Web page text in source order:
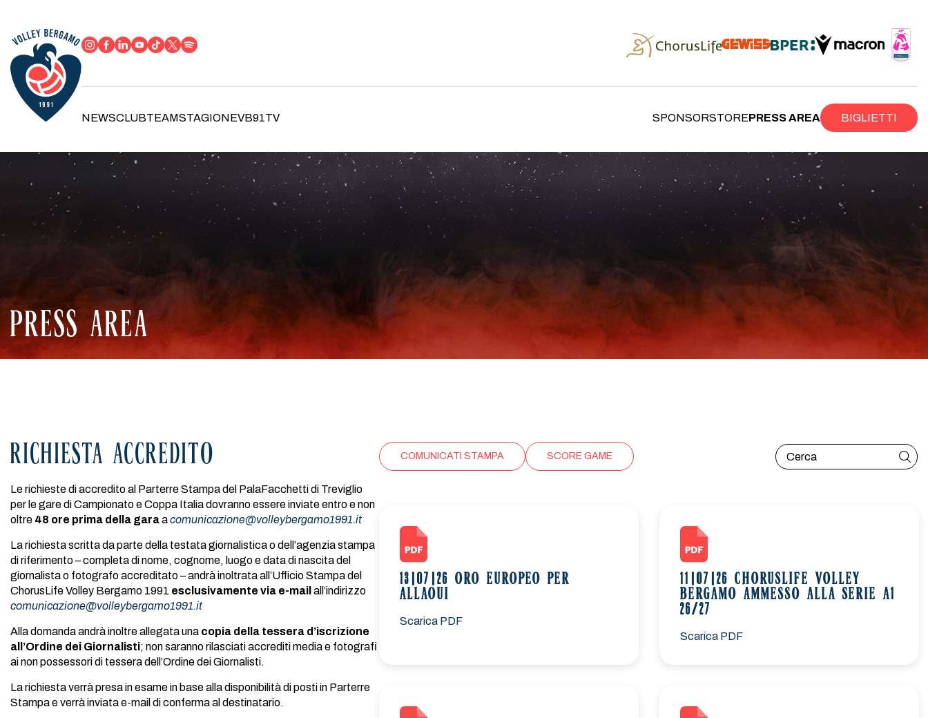
NEWSCLUBTEAMSTAGIONEVB91TV SPONSORSTOREPRESS AREA BIGLIETTI
PRESS AREA
RICHIESTA ACCREDITO
Le richieste di accredito al Parterre Stampa del PalaFacchetti di Treviglio
per le gare di Campionato e Coppa Italia dovranno essere inviate entro e non
oltre 48 ore prima della garaacomunicazione@volleybergamo1991.it
La richiesta scritta da parte della testata giornalistica o dell’agenzia stampa
di riferimento – completa di nome, cognome, luogo e data di nascita del
giornalista o fotografo accreditato – andrà inoltrata all’Ufficio Stampa del
ChorusLife Volley Bergamo 1991 esclusivamente via e-mail all’indirizzo
comunicazione@volleybergamo1991.it
Alla domanda andrà inoltre allegata una copia della tessera d’iscrizione
all’Ordine dei Giornalisti; non saranno rilasciati accrediti media e fotografi
ai non possessori di tessera dell’Ordine dei Giornalisti.
La richiesta verrà presa in esame in base alla disponibilità di posti in Parterre
Stampa e verrà inviata e-mail di conferma al destinatario.
COMUNICATI STAMPA SCORE GAME
13|07|26 ORO EUROPEO PER
ALLAOUI
Scarica PDF
11|07|26 CHORUSLIFE VOLLEY
BERGAMO AMMESSO ALLA SERIE A1
26/27
Scarica PDF